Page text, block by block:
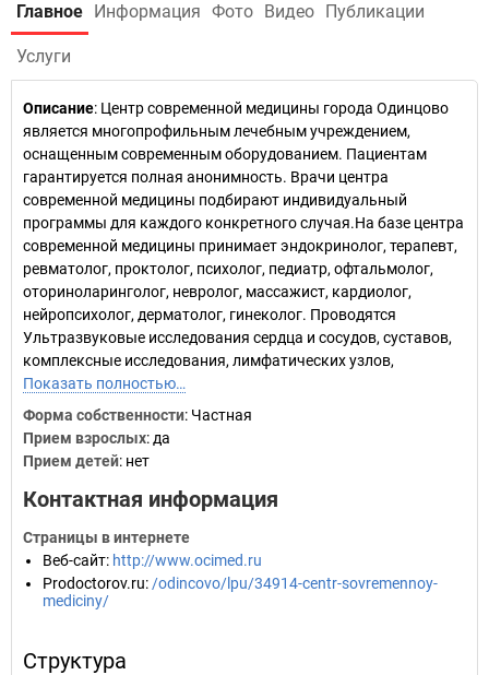
Главное Информация Фото Видео Публикации
Услуги
Описание: Центр современной медицины города Одинцово
является многопрофильным лечебным учреждением,
оснащенным современным оборудованием. Пациентам
гарантируется полная анонимность. Врачи центра
современной медицины подбирают индивидуальный
программы для каждого конкретного случая.На базе центра
современной медицины принимает эндокринолог, терапевт,
ревматолог, проктолог, психолог, педиатр, офтальмолог,
оториноларинголог, невролог, массажист, кардиолог,
нейропсихолог, дерматолог, гинеколог. Проводятся
Ультразвуковые исследования сердца и сосудов, cуставов,
комплексные исследования, лимфатических узлов,
Показать полностью…
Форма собственности: Частная
Прием взрослых: да
Прием детей: нет
Контактная информация
Страницы в интернете
Веб-сайт: http://www.ocimed.ru
Prodoctorov.ru: /odincovo/lpu/34914-centr-sovremennoy-
mediciny/
Структура